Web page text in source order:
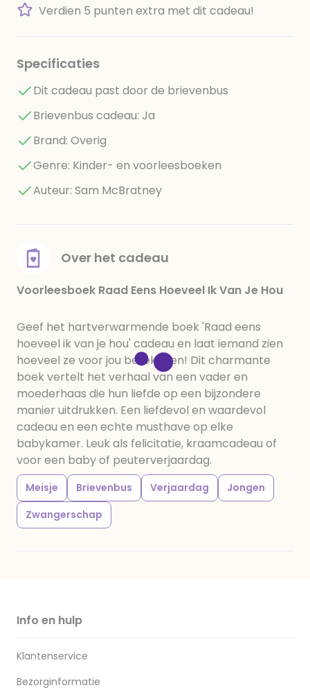
Verdien 5 punten extra met dit cadeau!
Specificaties
Dit cadeau past door de brievenbus
Brievenbus cadeau: Ja
Brand: Overig
Genre: Kinder- en voorleesboeken
Auteur: Sam McBratney
Over het cadeau
Voorleesboek Raad Eens Hoeveel Ik Van Je Hou
Geef het hartverwarmende boek 'Raad eens
hoeveel ik van je hou' cadeau en laat iemand zien
hoeveel ze voor jou betekenen! Dit charmante
boek vertelt het verhaal van een vader en
moederhaas die hun liefde op een bijzondere
manier uitdrukken. Een liefdevol en waardevol
cadeau en een echte musthave op elke
babykamer. Leuk als felicitatie, kraamcadeau of
voor een baby of peuterverjaardag.
Meisje Brievenbus Verjaardag
Jongen
Zwangerschap
Info en hulp
Klantenservice
Bezorginformatie